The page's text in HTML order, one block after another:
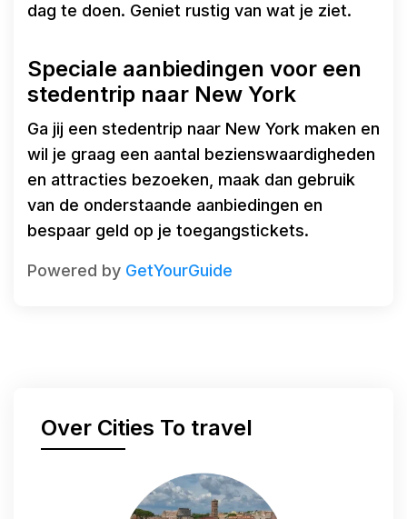
dag te doen. Geniet rustig van wat je ziet.
Speciale aanbiedingen voor een
stedentrip naar New York
Ga jij een stedentrip naar New York maken en
wil je graag een aantal bezienswaardigheden
en attracties bezoeken, maak dan gebruik
van de onderstaande aanbiedingen en
bespaar geld op je toegangstickets.
Powered by GetYourGuide
Over Cities To travel